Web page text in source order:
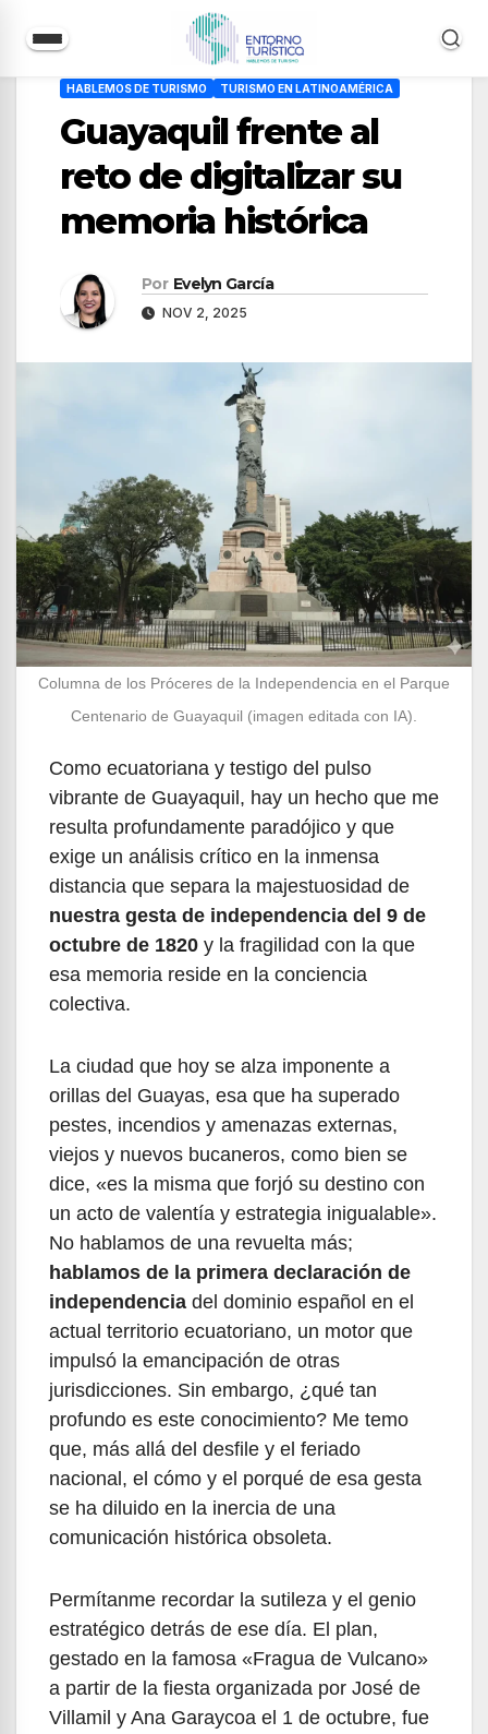
contenido
HABLEMOS DE TURISMO TURISMO EN LATINOAMÉRICA
Guayaquil frente al
reto de digitalizar su
memoria histórica
Por Evelyn García
NOV 2, 2025
Columna de los Próceres de la Independencia en el Parque
Centenario de Guayaquil (imagen editada con IA).
Como ecuatoriana y testigo del pulso
vibrante de Guayaquil, hay un hecho que me
resulta profundamente paradójico y que
exige un análisis crítico en la inmensa
distancia que separa la majestuosidad de
nuestra gesta de independencia del 9 de
octubre de 1820 y la fragilidad con la que
esa memoria reside en la conciencia
colectiva.
La ciudad que hoy se alza imponente a
orillas del Guayas, esa que ha superado
pestes, incendios y amenazas externas,
viejos y nuevos bucaneros, como bien se
dice, «es la misma que forjó su destino con
un acto de valentía y estrategia inigualable».
No hablamos de una revuelta más;
hablamos de la primera declaración de
independencia del dominio español en el
actual territorio ecuatoriano, un motor que
impulsó la emancipación de otras
jurisdicciones. Sin embargo, ¿qué tan
profundo es este conocimiento? Me temo
que, más allá del desfile y el feriado
nacional, el cómo y el porqué de esa gesta
se ha diluido en la inercia de una
comunicación histórica obsoleta.
Permítanme recordar la sutileza y el genio
estratégico detrás de ese día. El plan,
gestado en la famosa «Fragua de Vulcano»
a partir de la fiesta organizada por José de
Villamil y Ana Garaycoa el 1 de octubre, fue